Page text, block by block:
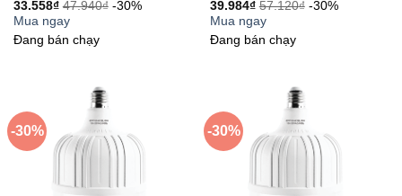
33.558₫ 47.940₫ -30%
Mua ngay
Đang bán chạy
39.984₫ 57.120₫ -30%
Mua ngay
Đang bán chạy
-30% -30%